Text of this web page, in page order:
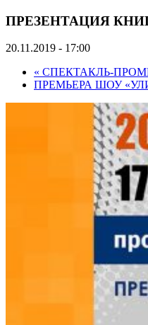
ПРЕЗЕНТАЦИЯ
20.11.2019 - 17:00
« СПЕКТАКЛЬ-
ПРЕМЬЕРА ШОУ